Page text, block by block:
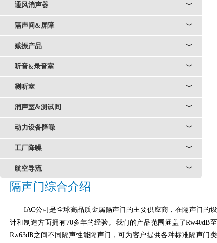
﹀
通风消声器
﹀
隔声间&屏障
﹀
减振产品
﹀
听音&录音室
﹀
测听室
﹀
消声室&测试间
﹀
动力设备降噪
﹀
工厂降噪
﹀
航空导流
隔声门综合介绍
IAC公司是全球高品质金属隔声门的主要供应商，在隔声门的设
计和制造方面拥有70多年的经验。我们的产品范围涵盖了Rw40dB至
Rw63dB之间不同隔声性能隔声门，可为客户提供各种标准隔声门类